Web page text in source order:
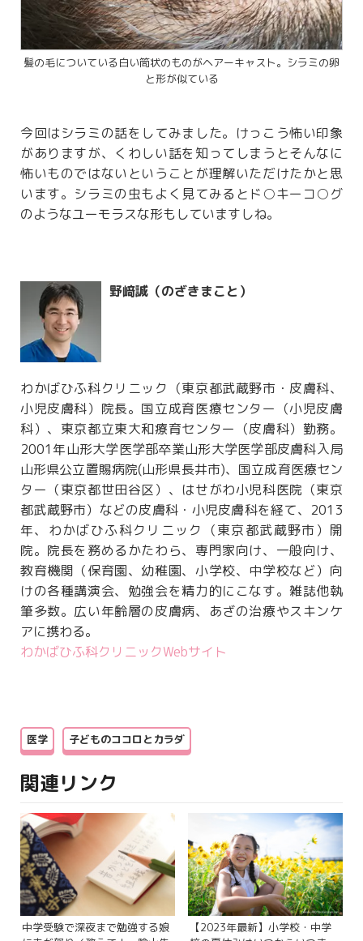
髪の毛についている白い筒状のものがヘアーキャスト。シラミの卵
と形が似ている
今回はシラミの話をしてみました。けっこう怖い印象
がありますが、くわしい話を知ってしまうとそんなに
怖いものではないということが理解いただけたかと思
います。シラミの虫もよく見てみるとド○キーコ○グ
のようなユーモラスな形もしていますしね。
野﨑誠（のざきまこと）
わかばひふ科クリニック（東京都武蔵野市・皮膚科、
小児皮膚科）院長。国立成育医療センター（小児皮膚
科）、東京都立東大和療育センター（皮膚科）勤務。
2001年山形大学医学部卒業山形大学医学部皮膚科入局
山形県公立置賜病院(山形県長井市)、国立成育医療セン
ター（東京都世田谷区）、はせがわ小児科医院（東京
都武蔵野市）などの皮膚科・小児皮膚科を経て、2013
年、わかばひふ科クリニック（東京都武蔵野市）開
院。院長を務めるかたわら、専門家向け、一般向け、
教育機関（保育園、幼稚園、小学校、中学校など）向
けの各種講演会、勉強会を精力的にこなす。雑誌他執
筆多数。広い年齢層の皮膚病、あざの治療やスキンケ
アに携わる。
わかばひふ科クリニックWebサイト
医学 子どものココロとカラダ
関連リンク
中学受験で深夜まで勉強する娘
【2023年最新】小学校・中学